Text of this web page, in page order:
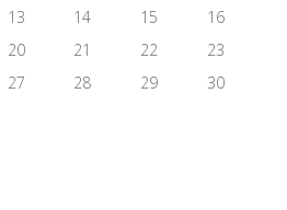
13 14 15
16
20 21 22
23
27 28 29
30